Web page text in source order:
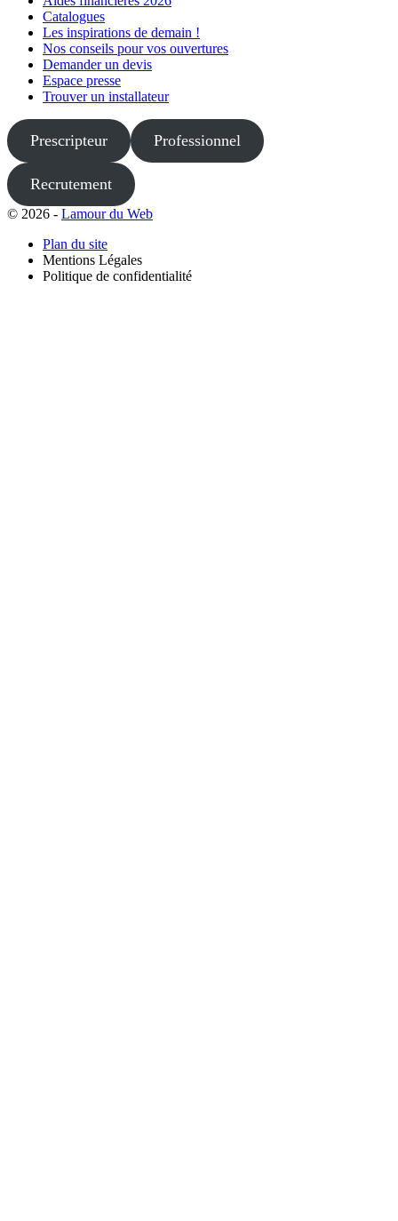
Catalogues
Les inspirations de demain !
Nos conseils pour vos ouvertures
Demander un devis
Espace presse
Trouver un installateur
Prescripteur Professionnel
Recrutement
© 2026 - Lamour du Web
Plan du site
Mentions Légales
Politique de confidentialité